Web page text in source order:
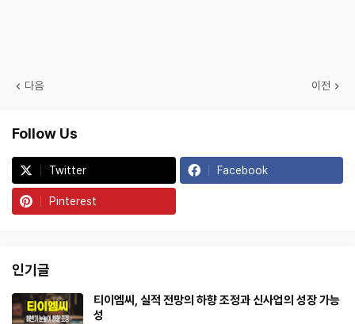
다음 이전
Follow Us
Twitter Facebook
Pinterest
인기글
티이엠씨, 실적 전망의 하향 조정과 신사업의 성장 가능
성